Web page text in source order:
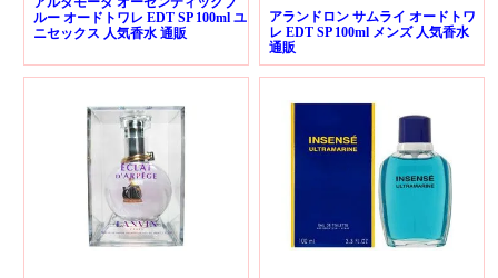
ルー オードトワレ EDT SP 100ml ユ
ニセックス 人気香水 通販
アランドロン サムライ オードトワ
レ EDT SP 100ml メンズ 人気香水
通販